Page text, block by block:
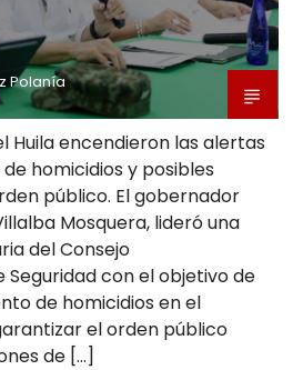
Polanía
Huila encendieron las alertas
homicidios y posibles
público. El gobernador
Mosquera, lideró una
del Consejo
con el objetivo de
de homicidios en el
el orden público
de […]